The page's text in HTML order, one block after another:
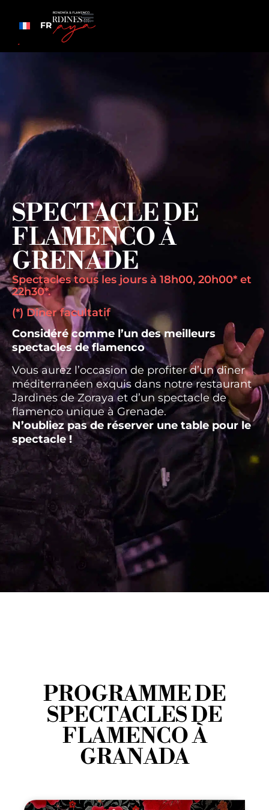
FR
SPECTACLE DE
FLAMENCO À
GRENADE
Spectacles tous les jours à 18h00, 20h00* et
22h30*.
(*) Dîner facultatif
Considéré comme l’un des meilleurs
spectacles de flamenco
Vous aurez l’occasion de profiter d’un dîner
méditerranéen exquis dans notre restaurant
Jardines de Zoraya et d’un spectacle de
flamenco unique à Grenade.
N’oubliez pas de réserver une table pour le
spectacle !
PROGRAMME DE
SPECTACLES DE
FLAMENCO À
GRANADA